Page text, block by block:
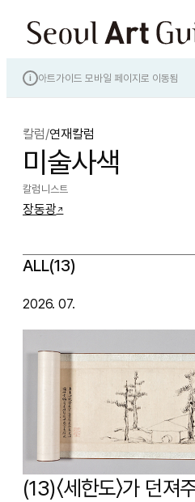
i 아트가이드 모바일 페이지로 이동됨
칼럼/연재칼럼
미술사색
칼럼니스트
장동광↗
ALL(13)
2026. 07.
(13)〈세한도〉가 던져